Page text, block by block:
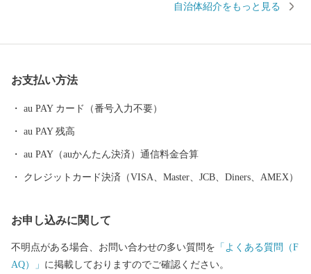
牛、ウニ、海産物など、豊饒な自然が育むS級食材。 国特別史跡
自治体紹介をもっと見る
お支払い方法
au PAY カード（番号入力不要）
au PAY 残高
au PAY（auかんたん決済）通信料金合算
クレジットカード決済（VISA、Master、JCB、Diners、AMEX）
お申し込みに関して
不明点がある場合、お問い合わせの多い質問を 「よくある質問（F
AQ）」 に掲載しておりますのでご確認ください。